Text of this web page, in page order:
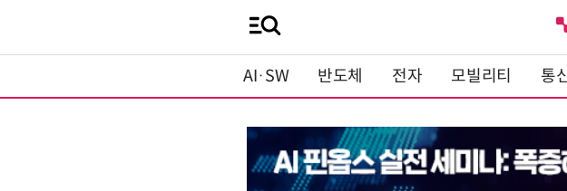
AI·SW 반도체 전자 모빌리티 통